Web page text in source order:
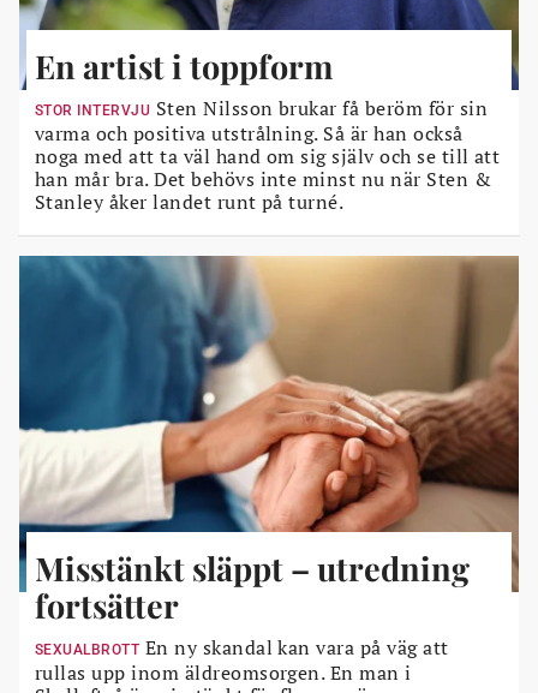
En artist i toppform
STOR INTERVJU Sten Nilsson brukar få beröm för sin
varma och positiva utstrålning. Så är han också
noga med att ta väl hand om sig själv och se till att
han mår bra. Det behövs inte minst nu när Sten &
Stanley åker landet runt på turné.
Misstänkt släppt – utredning
fortsätter
SEXUALBROTT En ny skandal kan vara på väg att
rullas upp inom äldreomsorgen. En man i